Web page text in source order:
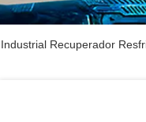
Recuperador